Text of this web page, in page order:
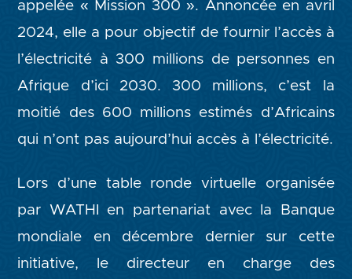
appelée « Mission 300 ». Annoncée en avril
2024, elle a pour objectif de fournir l’accès à
l’électricité à 300 millions de personnes en
Afrique d’ici 2030. 300 millions, c’est la
moitié des 600 millions estimés d’Africains
qui n’ont pas aujourd’hui accès à l’électricité.
Lors d’une table ronde virtuelle organisée
par WATHI en partenariat avec la Banque
mondiale en décembre dernier sur cette
initiative, le directeur en charge des